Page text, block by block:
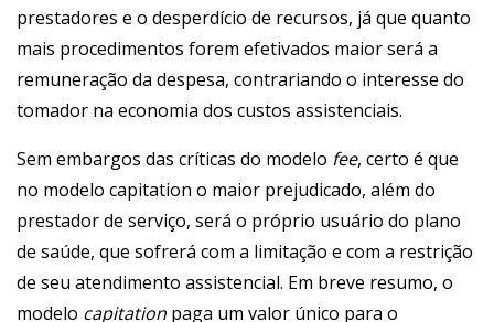
prestadores e o desperdício de recursos, já que quanto
mais procedimentos forem efetivados maior será a
remuneração da despesa, contrariando o interesse do
tomador na economia dos custos assistenciais.
Sem embargos das críticas do modelo fee, certo é que
no modelo capitation o maior prejudicado, além do
prestador de serviço, será o próprio usuário do plano
de saúde, que sofrerá com a limitação e com a restrição
de seu atendimento assistencial. Em breve resumo, o
modelo capitation paga um valor único para o